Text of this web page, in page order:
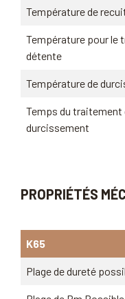
Température de
Température pour le
détente
Température de
Temps du traitement
durcissement
PROPRIÉTÉS
K65
Plage de dureté